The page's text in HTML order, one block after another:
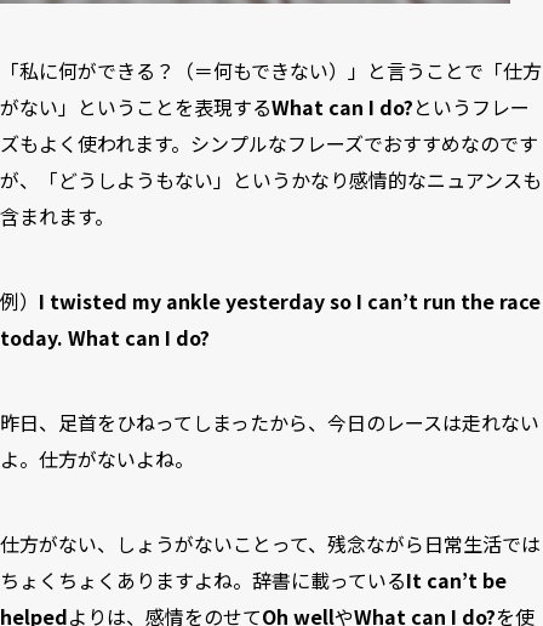
「私に何ができる？（＝何もできない）」と言うことで「仕方
がない」ということを表現するWhat can I do?というフレー
ズもよく使われます。シンプルなフレーズでおすすめなのです
が、「どうしようもない」というかなり感情的なニュアンスも
含まれます。
例） I twisted my ankle yesterday so I can’t run the race
today. What can I do?
昨日、足首をひねってしまったから、今日のレースは走れない
よ。仕方がないよね。
仕方がない、しょうがないことって、残念ながら日常生活では
ちょくちょくありますよね。辞書に載っているIt can’t be
helpedよりは、感情をのせてOh wellやWhat can I do?を使